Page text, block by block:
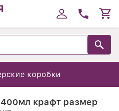
коробки
крафт размер